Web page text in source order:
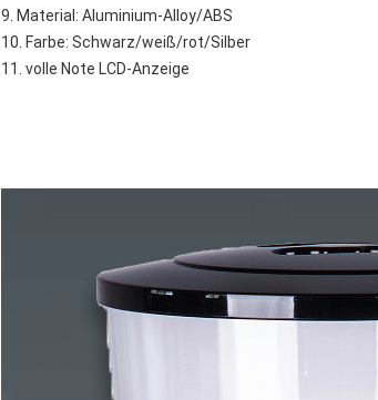
9. Material: Aluminium-Alloy/ABS
10. Farbe: Schwarz/weiß/rot/Silber
11. volle Note LCD-Anzeige